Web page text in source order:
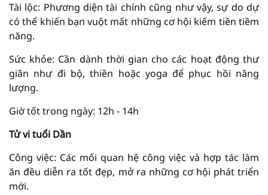
Tài lộc: Phương diện tài chính cũng như vậy, sự do dự
có thể khiến bạn vuột mất những cơ hội kiếm tiền tiềm
năng.
Sức khỏe: Cần dành thời gian cho các hoạt động thư
giãn như đi bộ, thiền hoặc yoga để phục hồi năng
lượng.
Giờ tốt trong ngày: 12h - 14h
Tử vi tuổi Dần
Công việc: Các mối quan hệ công việc và hợp tác làm
ăn đều diễn ra tốt đẹp, mở ra những cơ hội phát triển
mới.